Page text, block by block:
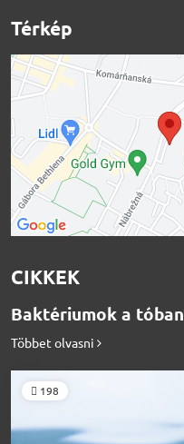
Térkép
CIKKEK
Baktériumok a tóban
Többet olvasni
198